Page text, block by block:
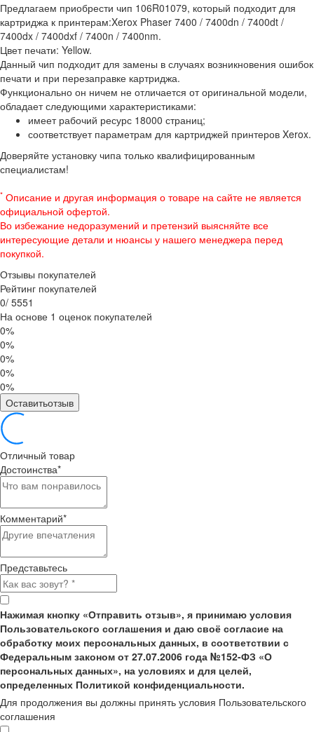
Предлагаем приобрести чип 106R01079, который подходит для
картриджа к принтерам:Xerox Phaser 7400 / 7400dn / 7400dt /
7400dx / 7400dxf / 7400n / 7400nm.
Цвет печати: Yellow.
Данный чип подходит для замены в случаях возникновения ошибок
печати и при перезаправке картриджа.
Функционально он ничем не отличается от оригинальной модели,
обладает следующими характеристиками:
имеет рабочий ресурс 18000 страниц;
соответствует параметрам для картриджей принтеров Xerox.
Доверяйте установку чипа только квалифицированным
специалистам!
* Описание и другая информация о товаре на сайте не является
официальной офертой.
Во избежание недоразумений и претензий выясняйте все
интересующие детали и нюансы у нашего менеджера перед
покупкой.
Отзывы покупателей
Рейтинг покупателей
0/ 5551
На основе 1 оценок покупателей
0%
0%
0%
0%
0%
Оставитьотзыв
Отличный товар
Достоинства*
Комментарий*
Представьтесь
Нажимая кнопку «Отправить отзыв», я принимаю условия
Пользовательского соглашения и даю своё согласие на
обработку моих персональных данных, в соответствии с
Федеральным законом от 27.07.2006 года №152-ФЗ «О
персональных данных», на условиях и для целей,
определенных Политикой конфиденциальности.
Для продолжения вы должны принять условия Пользовательского
соглашения